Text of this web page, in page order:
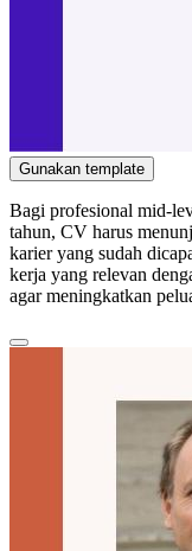
Gunakan template
Bagi profesional mid-
tahun, CV harus
karier yang sudah
kerja yang relevan
agar meningkatkan